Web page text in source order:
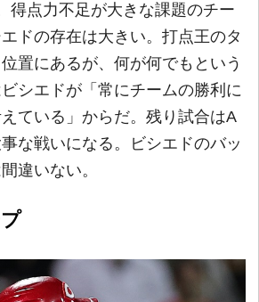
得点力不足が大きな課題のチー
ドの存在は大きい。打点王のタ
置にあるが、何が何でもという
シエドが「常にチームの勝利に
ている」からだ。残り試合はA
な戦いになる。ビシエドのバッ
違いない。